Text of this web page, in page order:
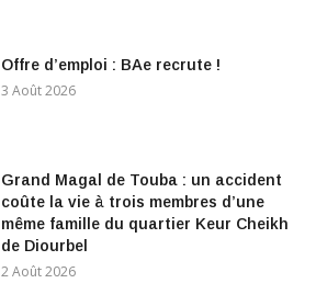
Offre d’emploi : BAe recrute !
3 Août 2026
Grand Magal de Touba : un accident
coûte la vie à trois membres d’une
même famille du quartier Keur Cheikh
de Diourbel
2 Août 2026